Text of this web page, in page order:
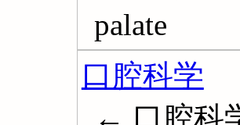
palate
口腔科学
← 口腔科